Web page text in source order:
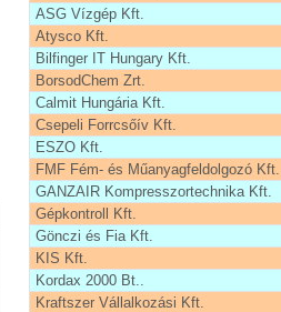
ASG Vízgép Kft.
Atysco Kft.
Bilfinger IT Hungary Kft.
BorsodChem Zrt.
Calmit Hungária Kft.
Csepeli Forrcsőív Kft.
ESZO Kft.
FMF Fém- és Műanyagfeldolgozó Kft.
GANZAIR Kompresszortechnika Kft.
Gépkontroll Kft.
Gönczi és Fia Kft.
KIS Kft.
Kordax 2000 Bt..
Kraftszer Vállalkozási Kft.